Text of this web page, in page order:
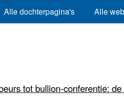
Alle dochterpagina's Alle
tot bullion-conferentie: